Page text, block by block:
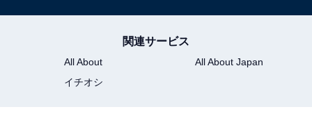
※回答者のコメントは原文ママです
関連サービス
All About
All About Japan
イチオシ